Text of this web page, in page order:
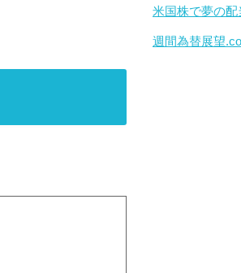
米国株で夢の配
週間為替展望